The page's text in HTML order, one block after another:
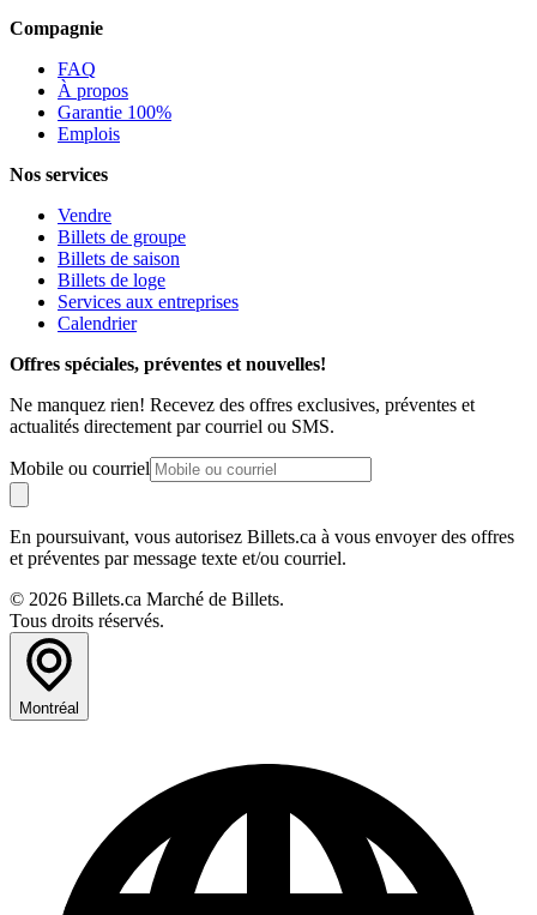
Compagnie
FAQ
À propos
Garantie 100%
Emplois
Nos services
Vendre
Billets de groupe
Billets de saison
Billets de loge
Services aux entreprises
Calendrier
Offres spéciales, préventes et nouvelles!
Ne manquez rien! Recevez des offres exclusives, préventes et
actualités directement par courriel ou SMS.
Mobile ou courriel
En poursuivant, vous autorisez Billets.ca à vous envoyer des offres
et préventes par message texte et/ou courriel.
© 2026 Billets.ca Marché de Billets.
Tous droits réservés.
Montréal